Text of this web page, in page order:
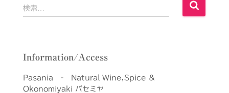
検
索
検索…
Information/Access
Pasania - Natural Wine,Spice &
Okonomiyaki パセミヤ